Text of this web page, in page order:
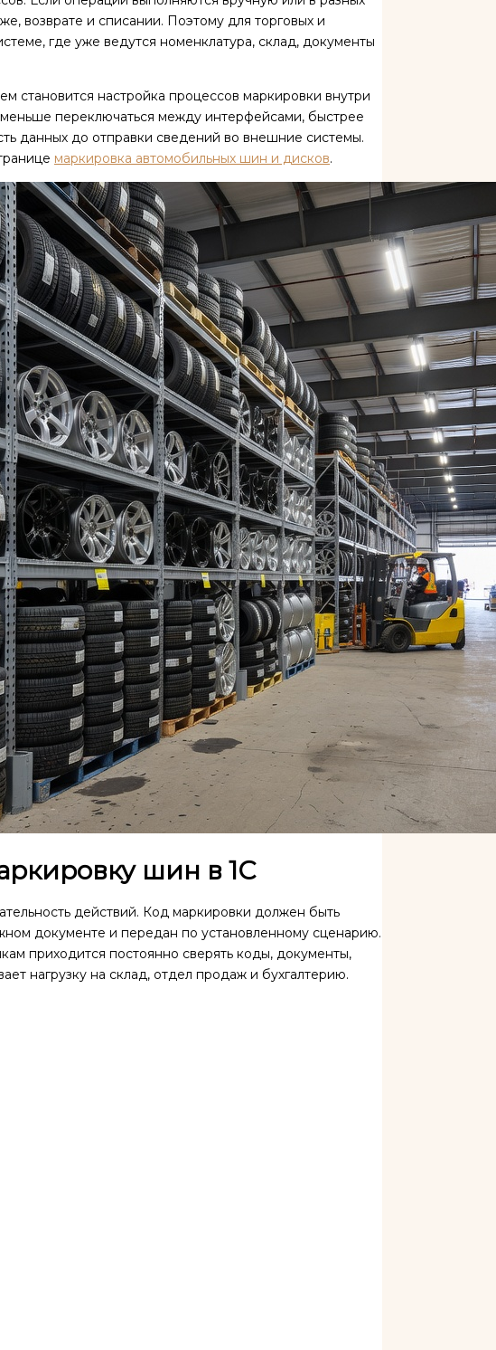
возврате и списании. Поэтому для торговых и
где уже ведутся номенклатура, склад, документы
становится настройка процессов маркировки внутри
переключаться между интерфейсами, быстрее
данных до отправки сведений во внешние системы.
маркировка автомобильных шин и дисков.
шин в 1С
действий. Код маркировки должен быть
документе и передан по установленному сценарию.
приходится постоянно сверять коды, документы,
нагрузку на склад, отдел продаж и бухгалтерию.